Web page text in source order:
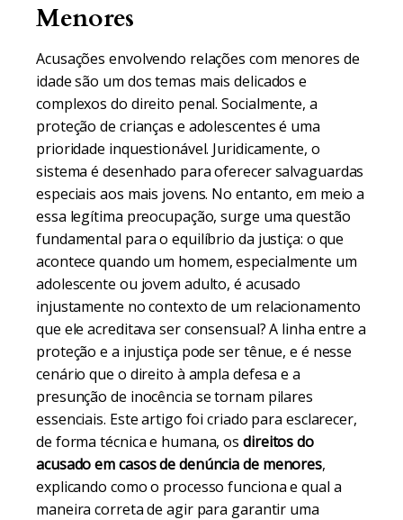
Menores
Acusações envolvendo relações com menores de
idade são um dos temas mais delicados e
complexos do direito penal. Socialmente, a
proteção de crianças e adolescentes é uma
prioridade inquestionável. Juridicamente, o
sistema é desenhado para oferecer salvaguardas
especiais aos mais jovens. No entanto, em meio a
essa legítima preocupação, surge uma questão
fundamental para o equilíbrio da justiça: o que
acontece quando um homem, especialmente um
adolescente ou jovem adulto, é acusado
injustamente no contexto de um relacionamento
que ele acreditava ser consensual? A linha entre a
proteção e a injustiça pode ser tênue, e é nesse
cenário que o direito à ampla defesa e a
presunção de inocência se tornam pilares
essenciais. Este artigo foi criado para esclarecer,
de forma técnica e humana, os direitos do
acusado em casos de denúncia de menores,
explicando como o processo funciona e qual a
maneira correta de agir para garantir uma